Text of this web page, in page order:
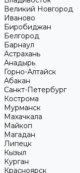
Великий Новгород
Иваново
Биробиджан
Белгород
Барнаул
Астрахань
Анадырь
Горно-Алтайск
Абакан
Санкт-Петербург
Кострома
Мурманск
Махачкала
Майкоп
Магадан
Липецк
Кызыл
Курган
Красноярск